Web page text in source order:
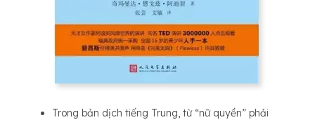
Trong bản dịch tiếng Trung, từ “nữ quyền” phải